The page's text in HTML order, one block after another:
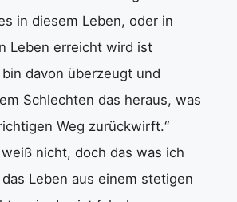
in diesem Leben, oder in
Leben erreicht wird ist
davon überzeugt und
Schlechten das heraus, was
Weg zurückwirft.“
weiß nicht, doch das was ich
Leben aus einem stetigen